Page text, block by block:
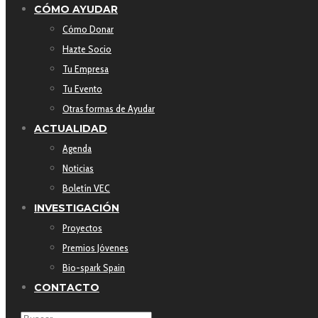
CÓMO AYUDAR
Cómo Donar
Hazte Socio
Tu Empresa
Tu Evento
Otras formas de Ayudar
ACTUALIDAD
Agenda
Noticias
Boletín VEC
INVESTIGACIÓN
Proyectos
Premios Jóvenes
Bio-spark Spain
CONTACTO